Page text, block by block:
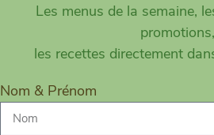
Les menus de la semaine,
promotions,
les recettes directement
Nom & Prénom